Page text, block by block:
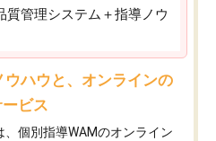
質管理システム＋指導ノウ
ハウと、オンラインの
ビス
個別指導WAMのオンライン